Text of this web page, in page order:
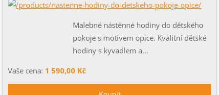
Malebné nástěnné hodiny do dětského
pokoje s motivem opice. Kvalitní dětské
hodiny s kyvadlem a...
Vaše cena: 1 590,00 Kč